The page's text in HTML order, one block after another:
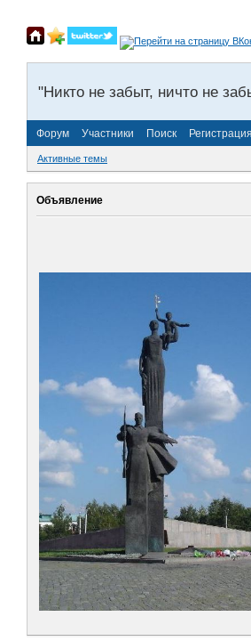
"Никто не забыт, ничто не
Форум Участники Поиск Регистрация
Активные темы
Объявление